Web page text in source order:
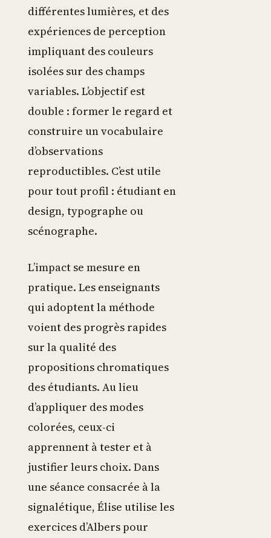
différentes lumières, et des
expériences de perception
impliquant des couleurs
isolées sur des champs
variables. L’objectif est
double : former le regard et
construire un vocabulaire
d’observations
reproductibles. C’est utile
pour tout profil : étudiant en
design, typographe ou
scénographe.
L’impact se mesure en
pratique. Les enseignants
qui adoptent la méthode
voient des progrès rapides
sur la qualité des
propositions chromatiques
des étudiants. Au lieu
d’appliquer des modes
colorées, ceux-ci
apprennent à tester et à
justifier leurs choix. Dans
une séance consacrée à la
signalétique, Élise utilise les
exercices d’Albers pour